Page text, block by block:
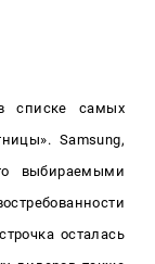
списке самых
Samsung,
выбираемыми
осталась